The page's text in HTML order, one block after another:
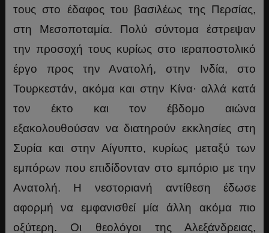
τους στο έδαφος του βασιλέως της Περσίας,
στη Μεσοποταμία. Πολύ σύντομα έστρεψαν
την προσοχή τους κυρίως στο ιεραποστολικό
έργο προς την Ανατολή, στην Ινδία, στο
Τουρκεστάν, ακόμα και στην Κίνα· αλλά κατά
τον έκτο και τον έβδομο αιώνα
εξακολουθούσαν να διατηρούν εκκλησίες στη
Συρία και στην Αίγυπτο, κυρίως μεταξύ των
εμπόρων που επιδίδονταν στο εμπόριο με την
Ανατολή. Η νεστοριανή αντίθεση έδωσε
αφορμή να εμφανισθεί μία άλλη ακόμα πιο
οξύτερη. Οι θεολόγοι της Αλεξάνδρειας,